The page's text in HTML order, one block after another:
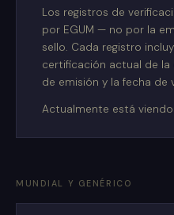
Los registros de
por EGUM — no por la
sello. Cada registro
certificación actual de la
de emisión y la fecha de
Actualmente está
MUNDIAL Y GENÉRICO